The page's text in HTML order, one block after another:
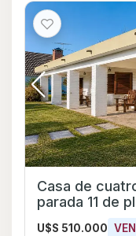
Casa de
parada 11 de
U$S 510.000